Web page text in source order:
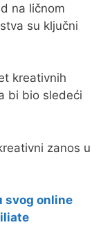
na ličnom
su ključni
kreativnih
bi bio sledeći
zanos u
svog online